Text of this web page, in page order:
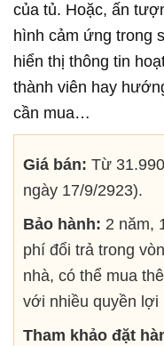
của tủ. Hoặc, ấn
hình cảm ứng trong
hiển thị thông tin
thành viên hay
cần mua…
Giá bán: Từ
ngày 17/9/2923).
Bảo hành: 2 năm,
phí đổi trả trong
nhà, có thể mua
với nhiều quyền lợi
Tham khảo đặt